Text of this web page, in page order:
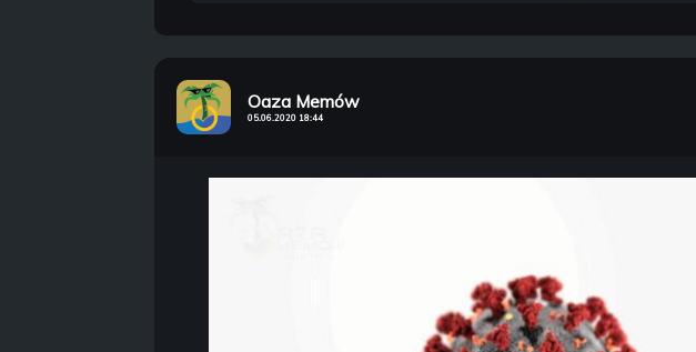
Oaza Memów
05.06.2020 18:44